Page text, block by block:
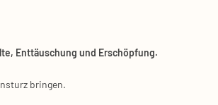
Ent­täu­schung und Erschöp­fung.
brin­gen.